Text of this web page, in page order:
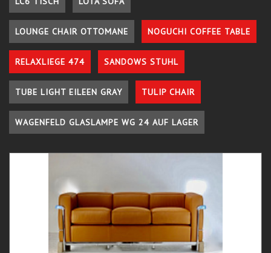
LOUNGE CHAIR OTTOMANE NOGUCHI COFFEE TABLE
RELAXLIEGE 474 SANDOWS STUHL
TUBE LIGHT EILEEN GRAY TULIP CHAIR
WAGENFELD GLASLAMPE WG 24 AUF LAGER